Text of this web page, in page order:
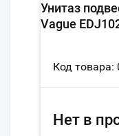
Унитаз
Vague
Код товара:
Нет в